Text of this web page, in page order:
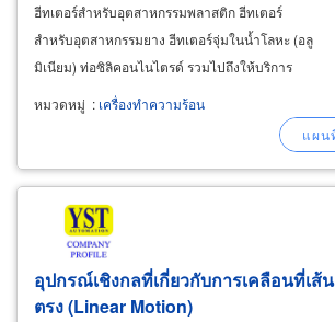
ฮีทเตอร์สำหรับอุตสาหกรรมพลาสติก ฮีทเตอร์
สำหรับอุตสาหกรรมยาง ฮีทเตอร์จุ่มในน้ำโลหะ (อลู
มิเนียม) ท่อซิลิคอนไนไตรด์ รวมไปถึงให้บริการ
คำนวณออกแบบงานให้ความร้อนทุกชนิด งาน
ระบบให้ความร้อนแก่แก๊สหรือของเหลว, งานระบบ
ลมร้อน, ระบบปรับอากาศ ahu สำหรับโรงงาน
อุตสาหกรรมที่ต้องการอุณหภูมิต่ำกว่า
หมวดหมู่ : เครื่องทำความร้อน
อุปกรณ์เชิงกลที่เกี่ยวกับการเคลือนที่เส้น
ตรง (Linear Motion)